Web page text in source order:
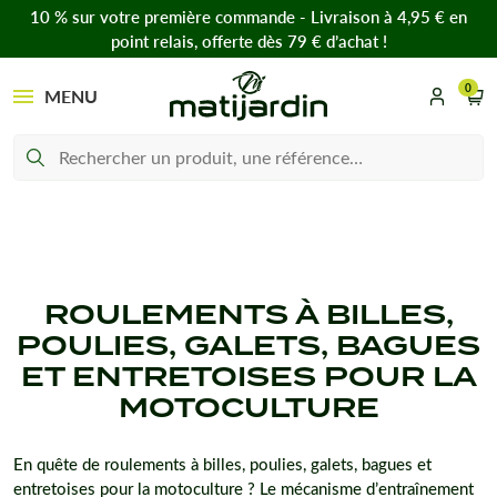
10 % sur votre première commande - Livraison à 4,95 € en
point relais, offerte dès 79 € d’achat !
MENU 0
ROULEMENTS À BILLES,
POULIES, GALETS, BAGUES
ET ENTRETOISES POUR LA
MOTOCULTURE
En quête de roulements à billes, poulies, galets, bagues et
entretoises pour la motoculture ? Le mécanisme d’entraînement